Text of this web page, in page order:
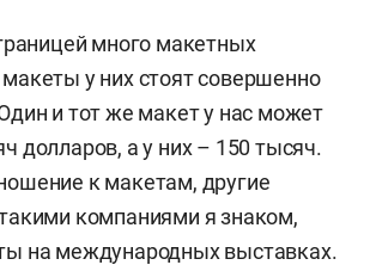
много макетных
у них стоят совершенно
и тот же макет у нас может
долларов, а у них – 150 тысяч.
к макетам, другие
компаниями я знаком,
на международных выставках.